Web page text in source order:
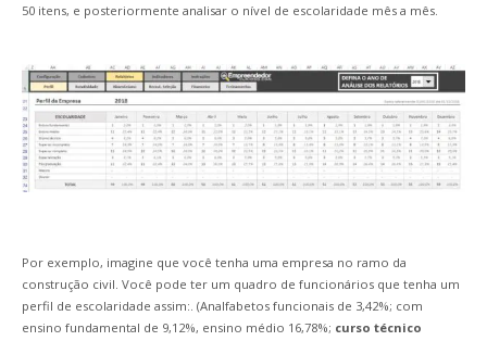
50 itens, e posteriormente analisar o nível de escolaridade mês a mês.
Por exemplo, imagine que você tenha uma empresa no ramo da
construção civil. Você pode ter um quadro de funcionários que tenha um
perfil de escolaridade assim:. (Analfabetos funcionais de 3,42%; com
ensino fundamental de 9,12%, ensino médio 16,78%; curso técnico